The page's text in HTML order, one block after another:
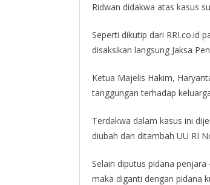
Ridwan didakwa atas kasus
Seperti dikutip dari RRI.co.id
disaksikan langsung Jaksa
Ketua Majelis Hakim,
tanggungan terhadap
Terdakwa dalam kasus ini
diubah dan ditambah UU RI
Selain diputus pidana
maka diganti dengan pidana